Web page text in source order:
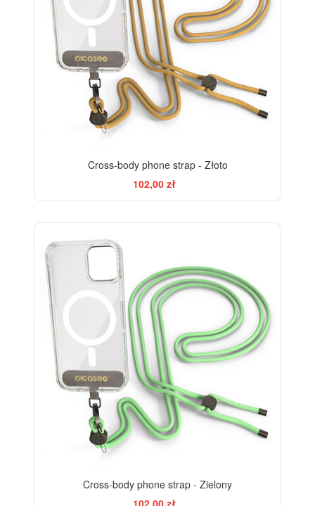
Cross-body phone strap - Złoto
102,00 zł
Cross-body phone strap - Zielony